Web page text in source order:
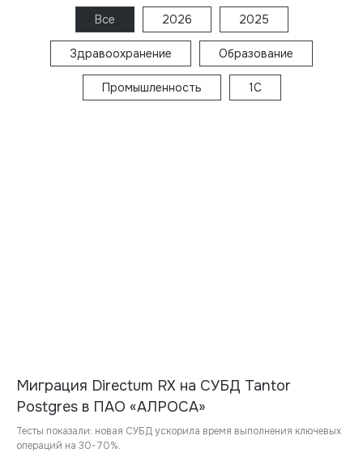
Все 2026 2025
Здравоохранение Образование
Промышленность 1C
Миграция Directum RX на СУБД Tantor
Postgres в ПАО «АЛРОСА»
Тесты показали: новая СУБД ускорила время выполнения ключевых
операций на 30-70%.